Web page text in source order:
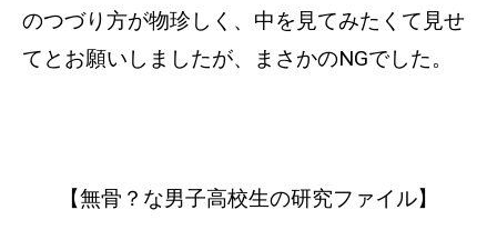
のつづり方が物珍しく、中を見てみたくて見せ
てとお願いしましたが、まさかのNGでした。
【無骨？な男子高校生の研究ファイル】